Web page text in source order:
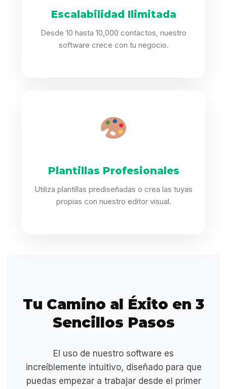
Escalabilidad Ilimitada
Desde 10 hasta 10,000 contactos, nuestro
software crece con tu negocio.
Plantillas Profesionales
Utiliza plantillas prediseñadas o crea las tuyas
propias con nuestro editor visual.
Tu Camino al Éxito en 3
Sencillos Pasos
El uso de nuestro software es
increíblemente intuitivo, diseñado para que
puedas empezar a trabajar desde el primer